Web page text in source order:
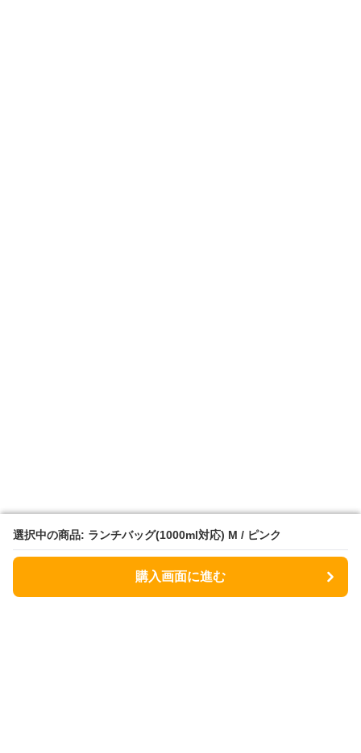
選択中の商品: ランチバッグ(1000ml対応) M / ピンク
購入画面に進む
選択中の商品: ランチバッグ(1000ml対応) M / ピンク
購入画面に進む